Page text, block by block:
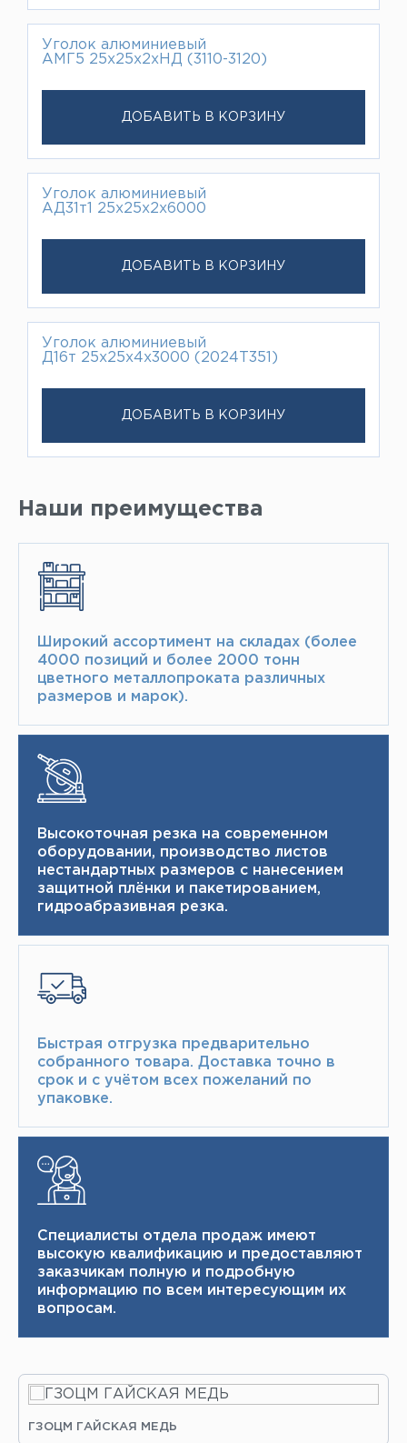
Уголок алюминиевый
АМГ5 25х25х2хНД (3110-3120)
ДОБАВИТЬ В КОРЗИНУ
Уголок алюминиевый
АД31т1 25х25х2х6000
ДОБАВИТЬ В КОРЗИНУ
Уголок алюминиевый
Д16т 25х25х4х3000 (2024Т351)
ДОБАВИТЬ В КОРЗИНУ
Наши преимущества
Широкий ассортимент на складах (более
4000 позиций и более 2000 тонн​
цветного металлопроката различных
размеров и марок).
Высокоточная резка на современном
оборудовании, производство листов
нестандартных размеров с нанесением
защитной плёнки и пакетированием,
гидроабразивная резка.
Быстрая отгрузка предварительно
собранного товара.​ Доставка точно в
срок и с учётом всех пожеланий по
упаковке.​
Специалисты отдела продаж имеют
высокую квалификацию и ​ предоставляют
заказчикам полную и подробную
информацию по всем интересующим их
вопросам.
ГЗОЦМ ГАЙСКАЯ МЕДЬ